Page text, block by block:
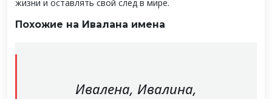
жизни и оставлять свой след в мире.
Похожие на Ивалана имена
Ивалена, Ивалина,